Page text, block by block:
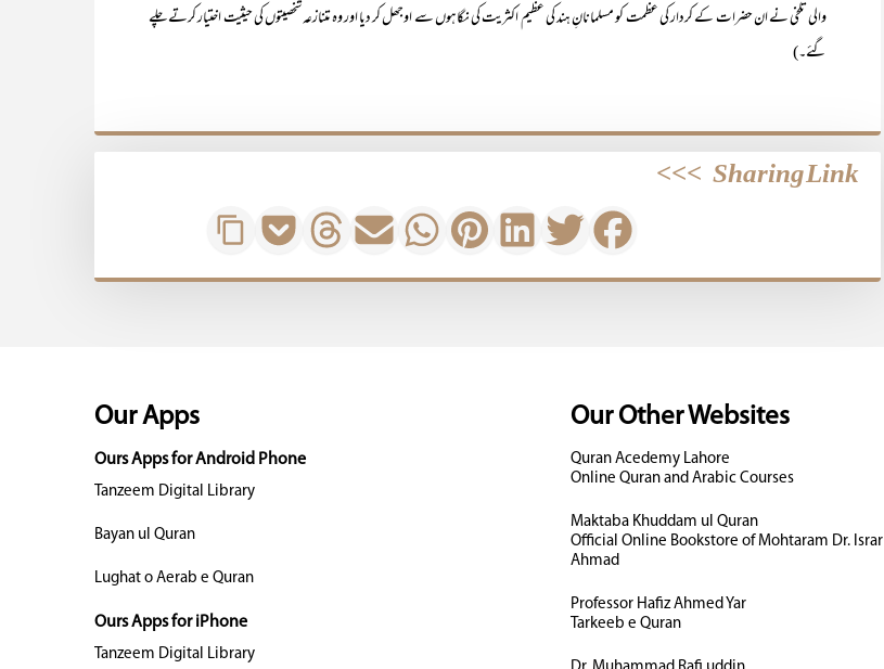
والی تلخی نے ان حضرات کے کردار کی عظمت کو مسلمانانِ ہند کی عظیم اکثریت کی نگاہوں سے اوجھل کر دیا اور وہ متنازعہ شخصیتوں کی حیثیت اختیار کرتے چلے
گئے۔)
Sharing Link
>>>
Our Other Websites
Quran Acedemy Lahore
Online Quran and Arabic Courses
Maktaba Khuddam ul Quran
Official Online Bookstore of Mohtaram Dr. Israr
Ahmad
Professor Hafiz Ahmed Yar
Tarkeeb e Quran
Our Apps
Ours Apps for Android Phone
Tanzeem Digital Library
Bayan ul Quran
Lughat o Aerab e Quran
Ours Apps for iPhone
Tanzeem Digital Library